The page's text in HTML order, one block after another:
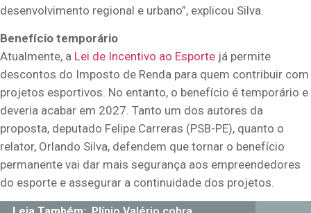
desenvolvimento regional e urbano”, explicou Silva.
Benefício temporário
Atualmente, a Lei de Incentivo ao Esporte já permite
descontos do Imposto de Renda para quem contribuir com
projetos esportivos. No entanto, o benefício é temporário e
deveria acabar em 2027. Tanto um dos autores da
proposta, deputado Felipe Carreras (PSB-PE), quanto o
relator, Orlando Silva, defendem que tornar o benefício
permanente vai dar mais segurança aos empreendedores
do esporte e assegurar a continuidade dos projetos.